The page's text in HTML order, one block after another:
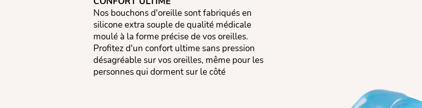
Nos bouchons d'oreille sont fabriqués en
silicone extra souple de qualité médicale
moulé à la forme précise de vos oreilles.
Profitez d'un confort ultime sans pression
désagréable sur vos oreilles, même pour les
personnes qui dorment sur le côté